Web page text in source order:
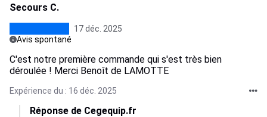
Secours C.
17 déc. 2025
Avis spontané
C'est notre première commande qui s'est très bien
déroulée ! Merci Benoît de LAMOTTE
Expérience du : 16 déc. 2025
Réponse de Cegequip.fr